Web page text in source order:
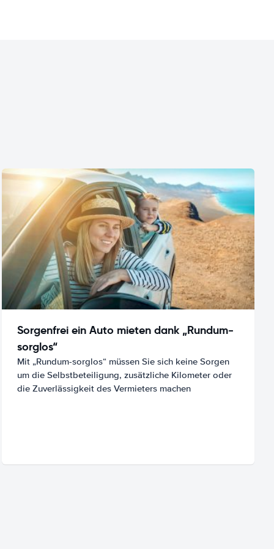
Sorgenfrei ein Auto mieten dank „Rundum-
sorglos“
Mit „Rundum-sorglos“ müssen Sie sich keine Sorgen
um die Selbstbeteiligung, zusätzliche Kilometer oder
die Zuverlässigkeit des Vermieters machen